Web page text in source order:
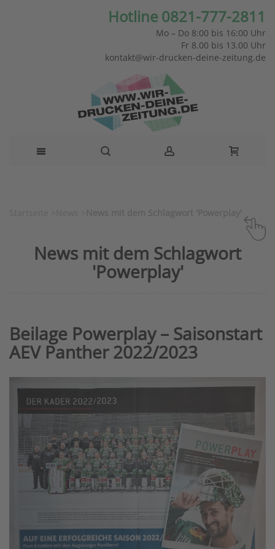
Hotline 0821-777-2811
Mo – Do 8:00 bis 16:00 Uhr
Fr 8.00 bis 13.00 Uhr
kontakt@wir-drucken-deine-zeitung.de
News mit dem Schlagwort
'Powerplay'
Beilage Powerplay – Saisonstart
AEV Panther 2022/2023